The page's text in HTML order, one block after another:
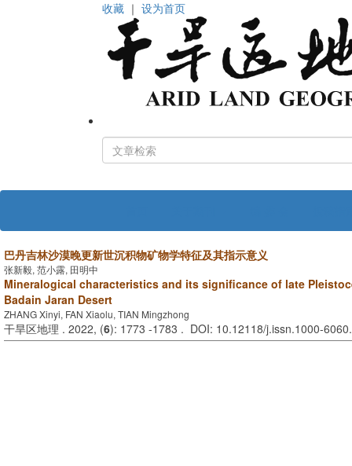
收藏 ｜ 设为首页
巴丹吉林沙漠晚更新世沉积物矿物学特征及其指示意义
张新毅, 范小露, 田明中
Mineralogical characteristics and its significance of late
Badain Jaran Desert
ZHANG Xinyi, FAN Xiaolu, TIAN Mingzhong
干旱区地理 . 2022, (6): 1773 -1783 . DOI: 10.12118/j.issn.1000-